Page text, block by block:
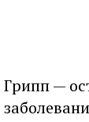
Грипп —